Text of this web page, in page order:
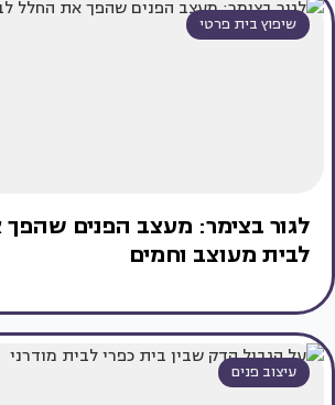
שיפוץ בית פרטי
לגור בצימר: מעצב הפנים
לבית מעוצב וחמים
עיצוב פנים